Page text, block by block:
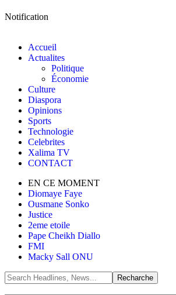
Notification
Accueil
Actualites
Politique
Économie
Culture
Diaspora
Opinions
Sports
Technologie
Celebrites
Xalima TV
CONTACT
EN CE MOMENT
Diomaye Faye
Ousmane Sonko
Justice
2eme etoile
Pape Cheikh Diallo
FMI
Macky Sall ONU